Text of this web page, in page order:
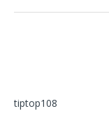
tiptop108